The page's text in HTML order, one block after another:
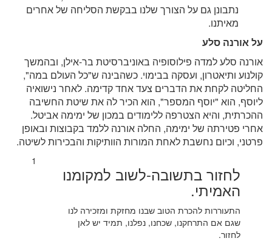
נתבונן גם על הצורך שלנו בבקשת הסליחה של אחרים
מאיתנו.
על אורנה סלע
אורנה סלע למדה פילוסופיה באוניברסיטת בר-אילן, ובהמשך
קולנוע ותיאטרון, ועסקה בבימוי. כשהבינה ש"כל העולם במה",
החליטה לקחת את הדברים צעד אחד קדימה. לאחר נישואיה
ליוסף, הוא "יוסף המספר", הוא הכיר לה את שיטת החשיבה
ההכרתית, והיא הצטרפה ללימודים במכון של ימימה אביטל.
אחרי פטירתה של ימימה, החלה אורנה ללמד בקבוצות ובאופן
פרטני, וכיום נחשבת לאחת המורות הוותיקות והבכירות לשיטה.
1
לחזור בתשובה-לשוב למקומנו
האמיתי.
התעוררות להכרת הטוב שבנו מחזקת ומזכירה לנו
שגם אם התרחקנו, שכחנו, נפלנו, תמיד יש לאן
לחזור.